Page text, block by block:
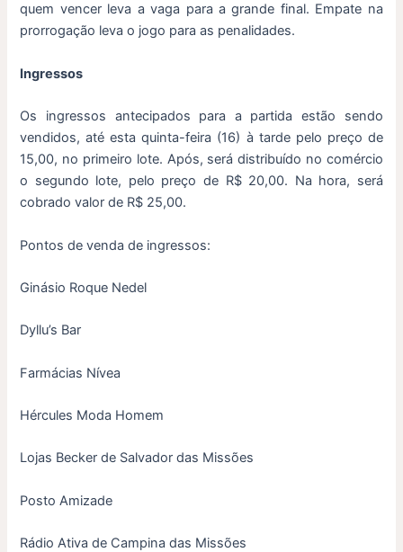
quem vencer leva a vaga para a grande final. Empate na
prorrogação leva o jogo para as penalidades.
Ingressos
Os ingressos antecipados para a partida estão sendo
vendidos, até esta quinta-feira (16) à tarde pelo preço de
15,00, no primeiro lote. Após, será distribuído no comércio
o segundo lote, pelo preço de R$ 20,00. Na hora, será
cobrado valor de R$ 25,00.
Pontos de venda de ingressos:
Ginásio Roque Nedel
Dyllu’s Bar
Farmácias Nívea
Hércules Moda Homem
Lojas Becker de Salvador das Missões
Posto Amizade
Rádio Ativa de Campina das Missões